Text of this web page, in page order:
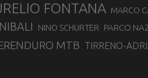
FONTANA MARCO
NIBALI NINO SCHURTER PARCO
MTB TIRRENO-